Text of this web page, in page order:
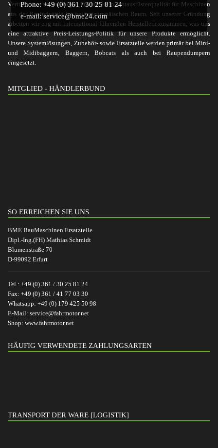
Phone: +49 (0) 361 / 30 25 81 24
e-mail: service@bme24.com
Vertrieb von hochwertigen Produkten in Erstausrüsterqualität für Maschinen
aus der Bauindustrie im gesamteuropäischen Raum. Seit unserer Gründung
arbeiten wir eng mit international führenden Herstellern zusammen, was uns
eine attraktive Preis-Leistungs-Politik für unsere Produkte ermöglicht.
Unsere Systemlösungen, Zubehör- sowie Ersatzteile werden primär bei Mini-
und Midibaggern, Baggern, Bobcats als auch bei Raupendumpern
eingesetzt.
MITGLIED - HÄNDLERBUND
SO ERREICHEN SIE UNS
BME BauMaschinen Ersatzteile
Dipl.-Ing.(FH) Mathias Schmidt
Blumenstraße 70
D-99092 Erfurt
Tel.: +49 (0) 361 / 30 25 81 24
Fax: +49 (0) 361 / 41 77 03 30
Whatsapp: +49 (0) 179 425 50 98
E-Mail: service@fahrmotor.net
Shop: www.fahrmotor.net
HÄUFIG VERWENDETE ZAHLUNGSARTEN
TRANSPORT DER WARE [LOGISTIK]